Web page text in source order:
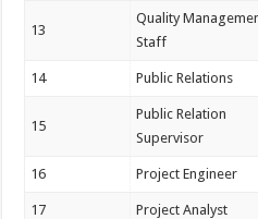
13
Quality
Staff
14 Public Relations
15
Public Relation
Supervisor
16 Project Engineer
17 Project Analyst